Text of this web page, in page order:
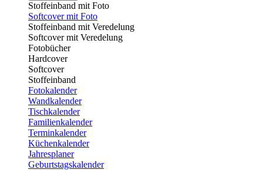
Stoffeinband mit Foto
Softcover mit Foto
Stoffeinband mit Veredelung
Softcover mit Veredelung
Fotobücher
Hardcover
Softcover
Stoffeinband
Fotokalender
Wandkalender
Tischkalender
Familienkalender
Terminkalender
Küchenkalender
Jahresplaner
Geburtstagskalender